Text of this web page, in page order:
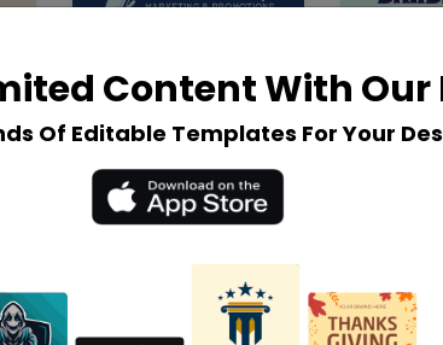
Content With Our
Of Editable Templates For Your